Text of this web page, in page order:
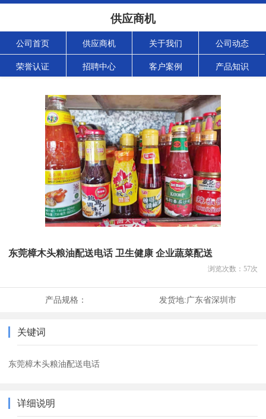
供应商机
公司首页 供应商机 关于我们 公司动态
荣誉认证 招聘中心 客户案例 产品知识
东莞樟木头粮油配送电话 卫生健康 企业蔬菜配送
浏览次数： 57次
产品规格： 发货地:广东省深圳市
关键词
东莞樟木头粮油配送电话
详细说明